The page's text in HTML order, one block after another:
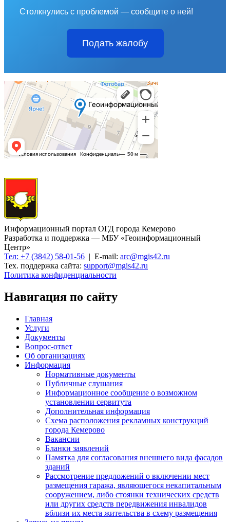
Столкнулись с проблемой — сообщите о ней!
Подать жалобу
Информационный портал ОГД города Кемерово
Разработка и поддержка — МБУ «Геоинформационный
Центр»
Тел: +7 (3842) 58-01-56 | E-mail: arc@mgis42.ru
Тех. поддержка сайта: support@mgis42.ru
Политика конфиденциальности
Навигация по сайту
Главная
Услуги
Документы
Вопрос-ответ
Об организациях
Информация
Нормативные документы
Публичные слушания
Информационное сообщение о возможном
установлении сервитута
Дополнительная информация
Схема расположения рекламных конструкций
города Кемерово
Вакансии
Бланки заявлений
Памятка для согласования внешнего вида фасадов
зданий
Рассмотрение предложений о включении мест
размещения гаража, являющегося некапитальным
сооружением, либо стоянки технических средств
или других средств передвижения инвалидов
вблизи их места жительства в схему размещения